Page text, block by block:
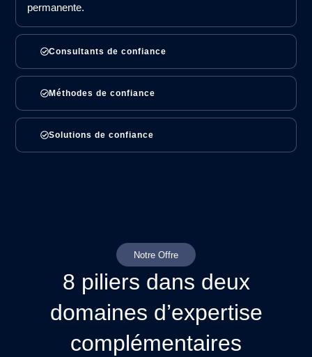
Consultants de confiance
Méthodes de confiance
Solutions de confiance
permanente.
Notre Offre
8 piliers dans deux
domaines d’expertise
complémentaires